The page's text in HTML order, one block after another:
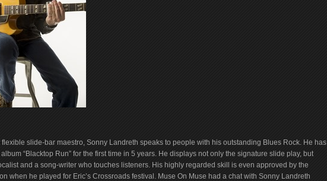
slide-bar maestro, Sonny Landreth speaks to people with his outstanding Blues Rock. He has
“Blacktop Run” for the first time in 5 years. He displays not only the signature slide play, but
and a song-writer who touches listeners. His highly regarded skill is even approved by the
when he played for Eric’s Crossroads festival. Muse On Muse had a chat with Sonny Landreth